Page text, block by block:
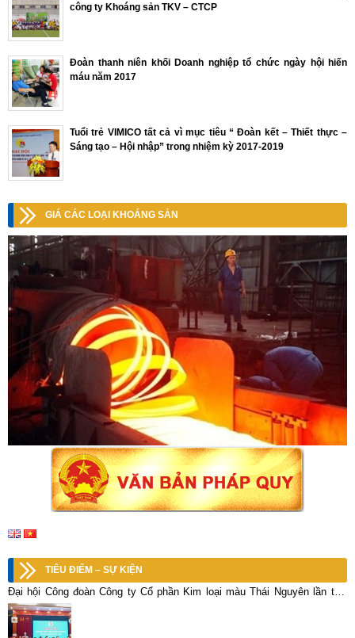
công ty Khoáng sản TKV – CTCP
Đoàn thanh niên khối Doanh nghiệp tổ chức ngày hội hiến
máu năm 2017
Tuổi trẻ VIMICO tất cả vì mục tiêu “ Đoàn kết – Thiết thực –
Sáng tạo – Hội nhập” trong nhiệm kỳ 2017-2019
GIÁ CÁC LOẠI KHOÁNG SẢN
TIÊU ĐIỂM – SỰ KIỆN
Đại hội Công đoàn Công ty Cổ phần Kim loại màu Thái Nguyên lần thứ
XII, nhiệm kỳ 2023-2028